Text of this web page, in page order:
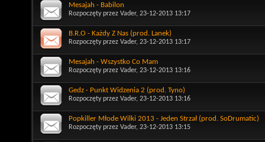
Mesajah - Babilon
Rozpoczęty przez Vader, 23-12-2013 13:17
B.R.O - Każdy Z Nas (prod. Lanek)
Rozpoczęty przez Vader, 23-12-2013 13:17
Mesajah - Wszystko Co Mam
Rozpoczęty przez Vader, 23-12-2013 13:16
Gedz - Punkt Widzenia 2 (prod. Tyno)
Rozpoczęty przez Vader, 23-12-2013 13:16
Popkiller Młode Wilki 2013 - Jeden Strzał (prod. SoDrumatic)
Rozpoczęty przez Vader, 23-12-2013 13:15